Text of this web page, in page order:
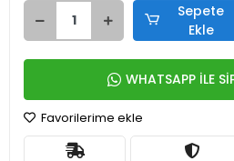
Sepete
Ekle
WHATSAPP İLE
Favorilerime ekle